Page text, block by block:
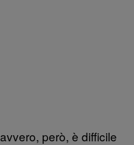
però, è difficile